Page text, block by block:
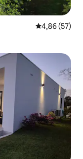
Évaluation
4,86 (57)